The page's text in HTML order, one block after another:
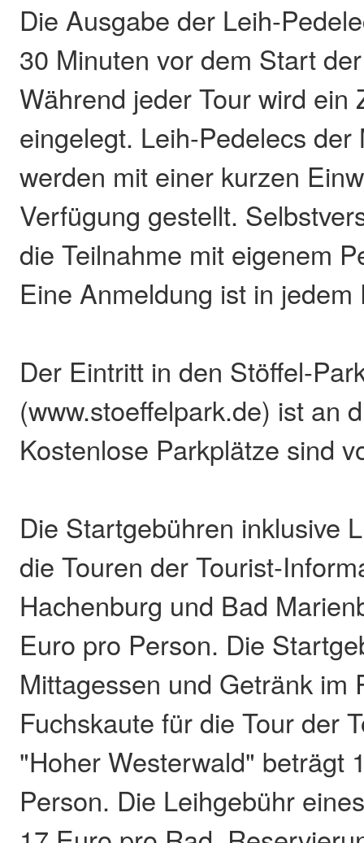
Die Ausgabe der Leih-
30 Minuten vor dem Start
Während jeder Tour wird ein
eingelegt. Leih-Pedelecs der
werden mit einer kurzen
Verfügung gestellt.
die Teilnahme mit eigenem
Eine Anmeldung ist in
Der Eintritt in den Stöffel-
(www.stoeffelpark.de) ist an
Kostenlose Parkplätze sind
Die Startgebühren inklusive
die Touren der Tourist-
Hachenburg und Bad
Euro pro Person. Die
Mittagessen und Getränk im
Fuchskaute für die Tour der
"Hoher Westerwald" beträgt
Person. Die Leihgebühr